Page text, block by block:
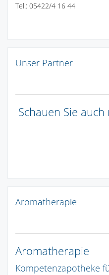
Tel.: 05422/4 16 44
Unser Partner
Schauen Sie
Aromatherapie
Aromatherapie
Kompetenzapotheke